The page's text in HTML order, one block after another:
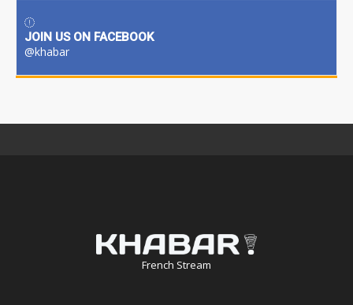
JOIN US ON FACEBOOK
@khabar
French Stream